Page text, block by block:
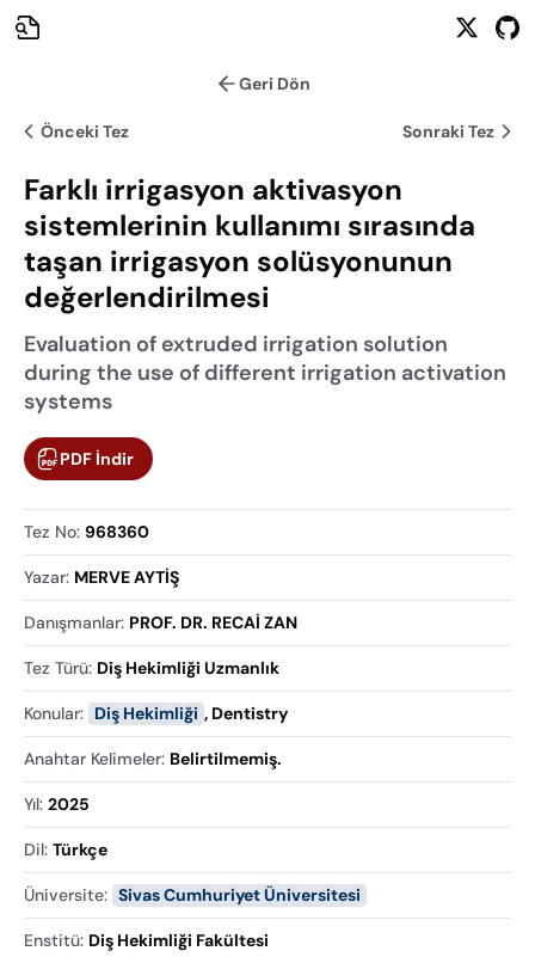
Geri Dön
Önceki Tez Sonraki Tez
Farklı irrigasyon aktivasyon
sistemlerinin kullanımı sırasında
taşan irrigasyon solüsyonunun
değerlendirilmesi
Evaluation of extruded irrigation solution
during the use of different irrigation activation
systems
PDF İndir
Tez No: 968360
Yazar: MERVE AYTİŞ
Danışmanlar: PROF. DR. RECAİ ZAN
Tez Türü: Diş Hekimliği Uzmanlık
Konular: Diş Hekimliği , Dentistry
Anahtar Kelimeler: Belirtilmemiş.
Yıl: 2025
Dil: Türkçe
Üniversite: Sivas Cumhuriyet Üniversitesi
Enstitü: Diş Hekimliği Fakültesi